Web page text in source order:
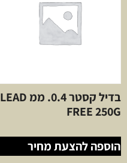
בדיל קסטר 0.4. ממ LEAD
FREE 250G
הוספה להצעת מחיר